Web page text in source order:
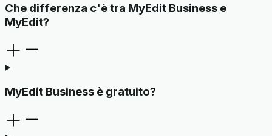
Che differenza c'è tra MyEdit Business e
MyEdit?
MyEdit Business è gratuito?